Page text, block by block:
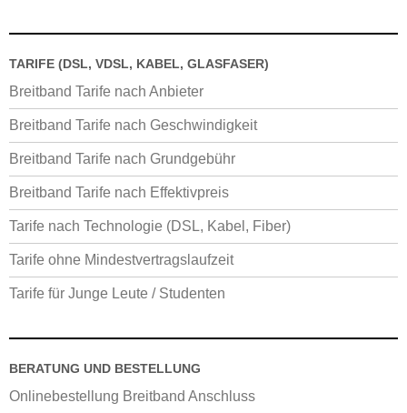
TARIFE (DSL, VDSL, KABEL, GLASFASER)
Breitband Tarife nach Anbieter
Breitband Tarife nach Geschwindigkeit
Breitband Tarife nach Grundgebühr
Breitband Tarife nach Effektivpreis
Tarife nach Technologie (DSL, Kabel, Fiber)
Tarife ohne Mindestvertragslaufzeit
Tarife für Junge Leute / Studenten
BERATUNG UND BESTELLUNG
Onlinebestellung Breitband Anschluss